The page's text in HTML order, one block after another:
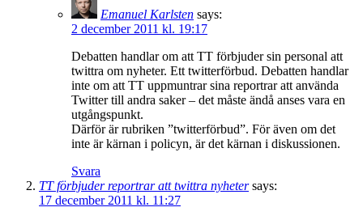
Emanuel Karlsten says:
2 december 2011 kl. 19:17
Debatten handlar om att TT förbjuder sin personal att
twittra om nyheter. Ett twitterförbud. Debatten handlar
inte om att TT uppmuntrar sina reportrar att använda
Twitter till andra saker – det måste ändå anses vara en
utgångspunkt.
Därför är rubriken ”twitterförbud”. För även om det
inte är kärnan i policyn, är det kärnan i diskussionen.
Svara
TT förbjuder reportrar att twittra nyheter says:
17 december 2011 kl. 11:27